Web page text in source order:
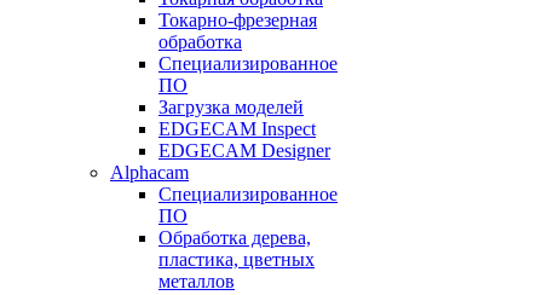
Токарно-фрезерная
обработка
Специализированное
ПО
Загрузка моделей
EDGECAM Inspect
EDGECAM Designer
Alphacam
Специализированное
ПО
Обработка дерева,
пластика, цветных
металлов